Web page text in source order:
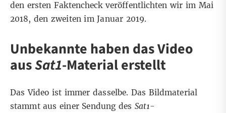
den ersten Faktencheck veröffentlichten wir imMai
2018, den zweiten imJanuar 2019.
Unbekannte haben das Video
ausSat1-Material erstellt
Das Video ist immer dasselbe. Das Bildmaterial
stammt aus einer Sendung des Sat1-